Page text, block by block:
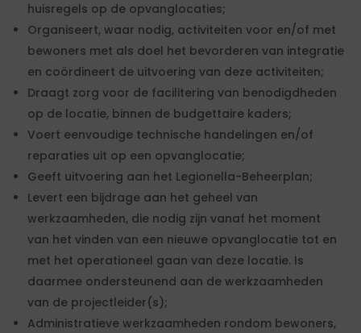
huisregels op de opvanglocaties;
Organiseert, waar nodig, activiteiten voor en/of met
bewoners met als doel het bevorderen van integratie
en coördineert de uitvoering van deze activiteiten;
Draagt zorg voor de facilitering van benodigdheden
op de locatie, binnen de budgettaire kaders;
Voert eenvoudige technische handelingen en/of
reparaties uit op een opvanglocatie;
Geeft uitvoering aan het Legionella-Beheerplan;
Levert een bijdrage aan het geheel van
werkzaamheden, die nodig zijn vanaf het moment
van het vinden van een nieuwe opvanglocatie tot en
met het operationeel gaan van deze locatie. Is
daarmee ondersteunend aan de werkzaamheden
van de projectleider(s);
Administratieve werkzaamheden rondom bewoners,